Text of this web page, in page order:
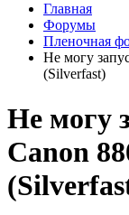
Главная
Форумы
Пленочная
Не могу
(Silverfast)
Не могу
Canon